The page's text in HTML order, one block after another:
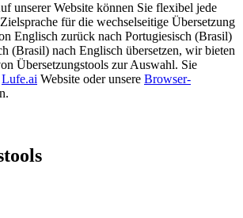
unserer Website können Sie flexibel jede
für die wechselseitige Übersetzung
Englisch zurück nach Portugiesisch (Brasil)
(Brasil) nach Englisch übersetzen, wir bieten
Übersetzungstools zur Auswahl. Sie
Lufe.ai Website oder unsere Browser-